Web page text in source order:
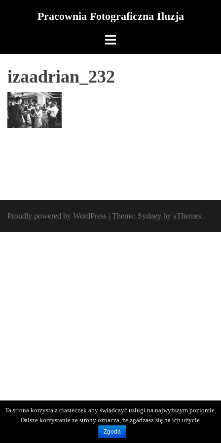
Pracownia Fotograficzna Iluzja
izaadrian_232
Proudly powered by WordPress | Theme: Sydney by aThemes.
Ta strona korzysta z ciasteczek aby świadczyć usługi na najwyższym poziomie.
Dalsze korzystanie ze strony oznacza, że zgadzasz się na ich użycie.
Zgoda